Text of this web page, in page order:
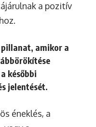
a pozitív
pillanat, amikor a
későbbi
jelentését.
éneklés, a